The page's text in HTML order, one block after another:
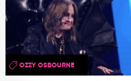
OZZY OSBOURNE